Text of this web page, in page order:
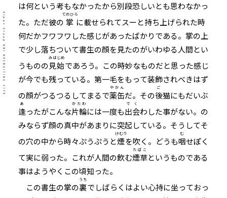
は何という考もなかったから別段恐しいとも思わなかっ
た。ただ彼の 掌
てのひら
に載せられてスーと持ち上げられた時
何だかフワフワした感じがあったばかりである。掌の上
で少し落ちついて書生の顔を見たのがいわゆる人間とい
うものの見始
みはじめ
であろう。この時妙なものだと思った感じ
が今でも残っている。第一毛をもって装飾されべきはず
の顔がつるつるしてまるで薬缶
やかん
だ。その後
ご
猫にもだいぶ
逢
あ
ったがこんな片輪
かたわ
には一度も出会
でく
わした事がない。の
みならず顔の真中があまりに突起している。そうしてそ
の穴の中から時々ぷうぷうと煙
けむり
を吹く。どうも咽
む
せぽく
て実に弱った。これが人間の飲む煙草
たばこ
というものである
事はようやくこの頃知った。
この書生の掌の裏
うち
でしばらくはよい心持に坐っておっ
Alpas Group NMI RECRUITING SITE